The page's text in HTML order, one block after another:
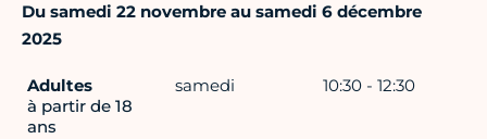
Du samedi 22 novembre au samedi 6 décembre
2025
Adultes
à partir de 18
ans
samedi 10:30 - 12:30